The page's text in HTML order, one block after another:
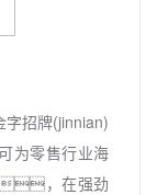
字招牌(jinnian)
零售行业海
，在强劲